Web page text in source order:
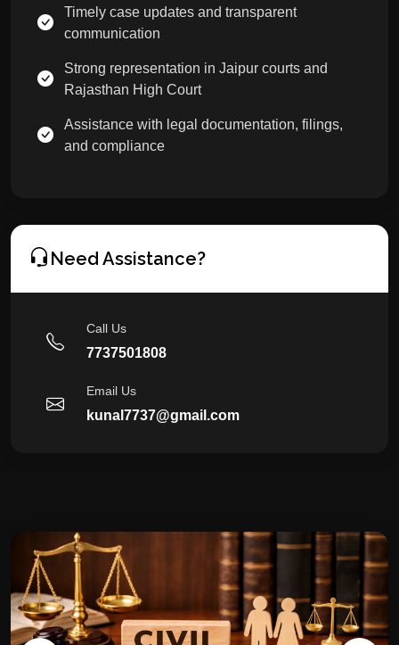
Timely case updates and transparent
communication
Strong representation in Jaipur courts and
Rajasthan High Court
Assistance with legal documentation, filings,
and compliance
Need Assistance?
Call Us
7737501808
Email Us
kunal7737@gmail.com